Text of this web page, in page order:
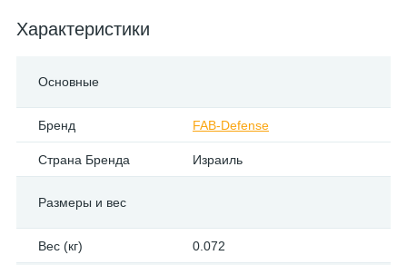
Характеристики
Основные
Бренд FAB-Defense
Страна Бренда Израиль
Размеры и вес
Вес (кг) 0.072